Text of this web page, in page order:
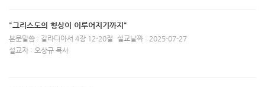
"그리스도의 형상이 이루어지기까지"
본문말씀 : 갈라디아서 4장 12-20절
설교날짜 : 2025-07-27
설교자 : 오상규 목사